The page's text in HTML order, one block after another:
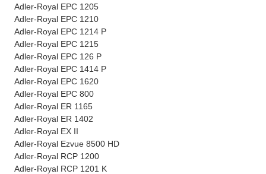
Adler-Royal EPC 1205
Adler-Royal EPC 1210
Adler-Royal EPC 1214 P
Adler-Royal EPC 1215
Adler-Royal EPC 126 P
Adler-Royal EPC 1414 P
Adler-Royal EPC 1620
Adler-Royal EPC 800
Adler-Royal ER 1165
Adler-Royal ER 1402
Adler-Royal EX II
Adler-Royal Ezvue 8500 HD
Adler-Royal RCP 1200
Adler-Royal RCP 1201 K